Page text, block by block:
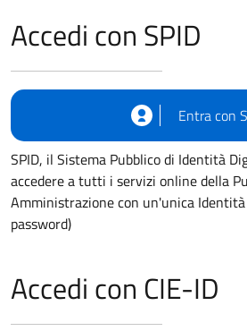
Accedi con SPID
Entra con
SPID, il Sistema Pubblico di Identità
accedere a tutti i servizi online della
Amministrazione con un'unica
password)
Accedi con CIE-ID